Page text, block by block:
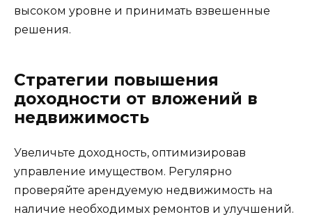
высоком уровне и принимать взвешенные
решения.
Стратегии повышения
доходности от вложений в
недвижимость
Увеличьте доходность, оптимизировав
управление имуществом. Регулярно
проверяйте арендуемую недвижимость на
наличие необходимых ремонтов и улучшений.